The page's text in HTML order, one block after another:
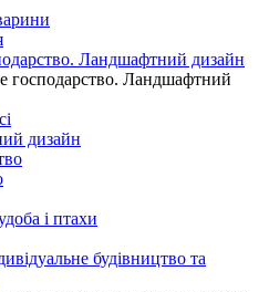
Ландшафтний дизайн
господарство. Ландшафтний
дизайн
і птахи
будівництво та